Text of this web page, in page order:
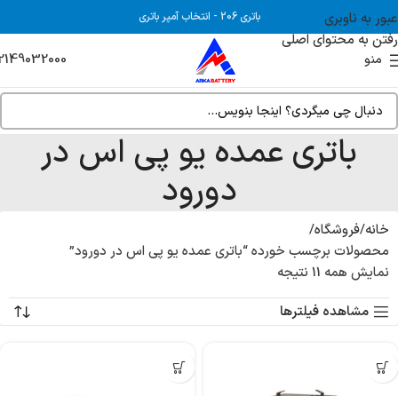
عبور به ناوبری
رفتن به محتوای اصلی
باتری 206 - انتخاب آمپر باتری
منو
باتری عمده یو پی اس در
دورود
خانه فروشگاه
محصولات برچسب خورده “باتری عمده یو پی اس در دورود”
نمایش همه 11 نتیجه
مشاهده فیلترها